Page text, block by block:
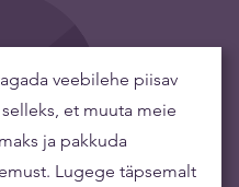
veebilehe piisav
et muuta meie
ja pakkuda
Lugege täpsemalt